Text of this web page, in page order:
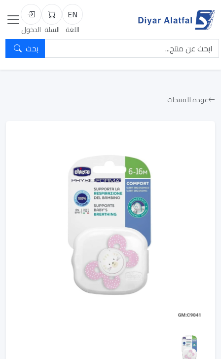
EN
اللغة
السلة
السلة
تسجيل
الدخول
بحث
عودة للمنتجات